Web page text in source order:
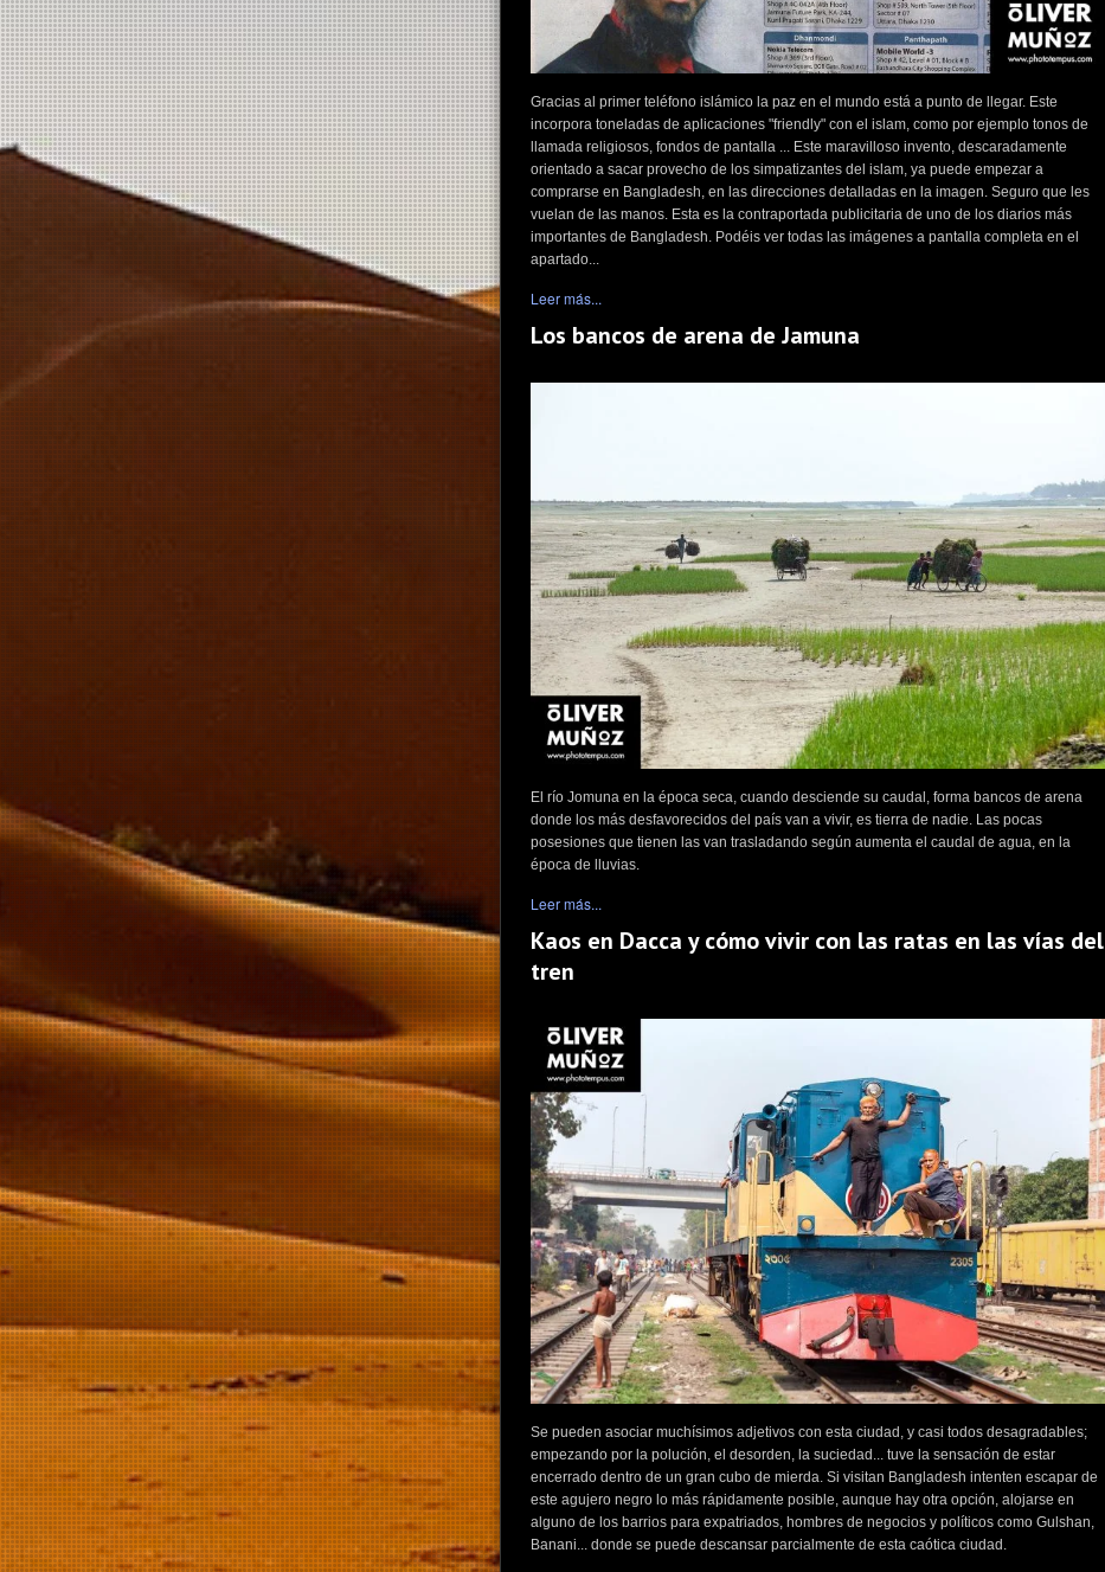
Gracias al primer teléfono islámico la paz en el mundo está a punto de llegar. Este
incorpora toneladas de aplicaciones "friendly" con el islam, como por ejemplo tonos de
llamada religiosos, fondos de pantalla ... Este maravilloso invento, descaradamente
orientado a sacar provecho de los simpatizantes del islam, ya puede empezar a
comprarse en Bangladesh, en las direcciones detalladas en la imagen. Seguro que les
vuelan de las manos. Esta es la contraportada publicitaria de uno de los diarios más
importantes de Bangladesh. Podéis ver todas las imágenes a pantalla completa en el
apartado...
Leer más...
Los bancos de arena de Jamuna
El río Jomuna en la época seca, cuando desciende su caudal, forma bancos de arena
donde los más desfavorecidos del país van a vivir, es tierra de nadie. Las pocas
posesiones que tienen las van trasladando según aumenta el caudal de agua, en la
época de lluvias.
Leer más...
Kaos en Dacca y cómo vivir con las ratas en las vías del
tren
Se pueden asociar muchísimos adjetivos con esta ciudad, y casi todos desagradables;
empezando por la polución, el desorden, la suciedad... tuve la sensación de estar
encerrado dentro de un gran cubo de mierda. Si visitan Bangladesh intenten escapar de
este agujero negro lo más rápidamente posible, aunque hay otra opción, alojarse en
alguno de los barrios para expatriados, hombres de negocios y políticos como Gulshan,
Banani... donde se puede descansar parcialmente de esta caótica ciudad.